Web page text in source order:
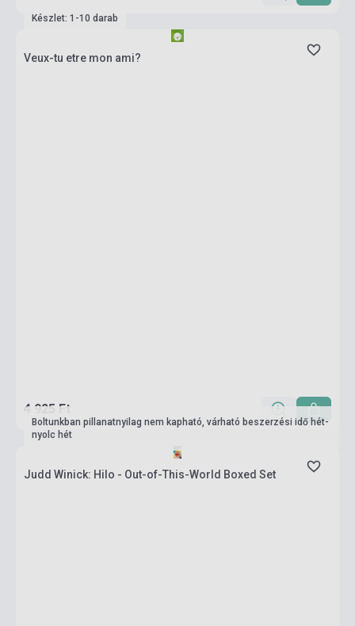
Készlet: 1-10 darab
Veux-tu etre mon ami?
4 925 Ft
Boltunkban pillanatnyilag nem kapható, várható beszerzési idő hét-
nyolc hét
Judd Winick: Hilo - Out-of-This-World Boxed Set